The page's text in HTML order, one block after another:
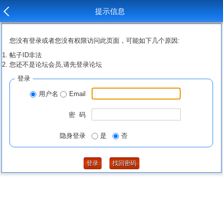
提示信息
您没有登录或者您没有权限访问此页面，可能如下几个原因:
帖子ID非法
您还不是论坛会员,请先登录论坛
登录
用户名 Email
密 码
隐身登录 是 否